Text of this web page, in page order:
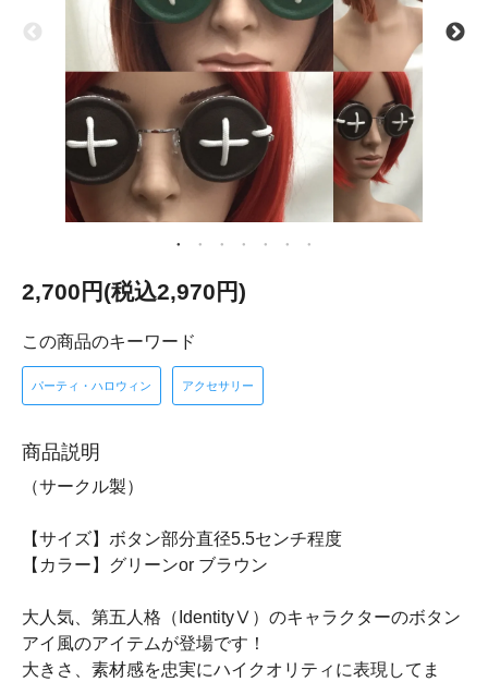
2,700円(税込2,970円)
この商品のキーワード
パーティ・ハロウィン アクセサリー
商品説明
（サークル製）
【サイズ】ボタン部分直径5.5センチ程度
【カラー】グリーンor ブラウン
大人気、第五人格（IdentityⅤ）のキャラクターのボタン
アイ風のアイテムが登場です！
大きさ、素材感を忠実にハイクオリティに表現してま